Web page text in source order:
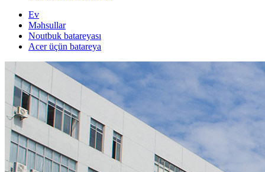
Ev
Məhsullar
Noutbuk batareyası
Acer üçün batareya